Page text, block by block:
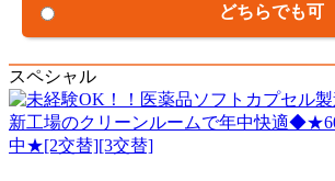
どちらでも可
スペシャル